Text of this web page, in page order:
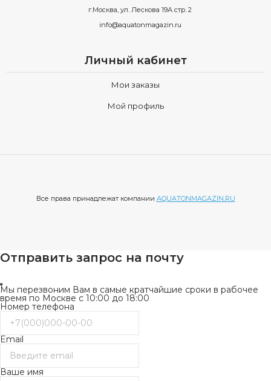
г.Москва, ул. Лескова 19А стр. 2
info@aquatonmagazin.ru
Личный кабинет
Мои заказы
Мой профиль
Все права принадлежат компании AQUATONMAGAZIN.RU
Отправить запрос на почту
Мы перезвоним Вам в самые кратчайшие сроки в рабочее
время по Москве с 10:00 до 18:00
Номер телефона
Email
Ваше имя